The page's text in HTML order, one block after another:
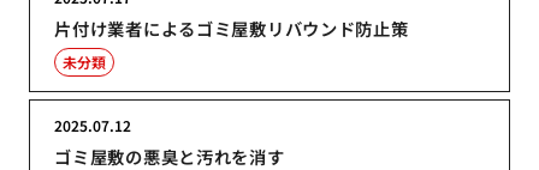
片付け業者によるゴミ屋敷リバウンド防止策
未分類
ゴミ屋敷の悪臭と汚れを消す
2025.07.12